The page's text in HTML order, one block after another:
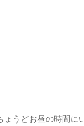
うどお昼の時間に